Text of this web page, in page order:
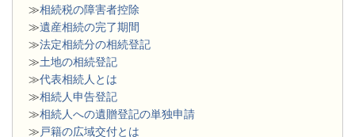
≫相続税の障害者控除
≫遺産相続の完了期間
≫法定相続分の相続登記
≫土地の相続登記
≫代表相続人とは
≫相続人申告登記
≫相続人への遺贈登記の単独申請
≫ 戸籍の広域交付とは